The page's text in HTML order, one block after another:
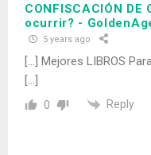
CONFISCACIÓN DE
ocurrir? -
5 years ago
[…] Mejores LIBROS
[…]
0 Reply